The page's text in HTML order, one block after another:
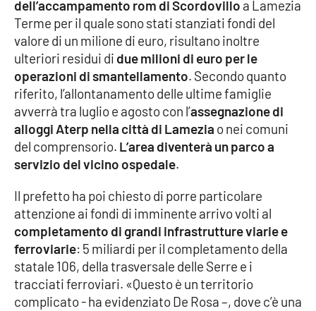
EDIZIONI
LOCALI
Catanzaro
Crotone
Vibo Valentia
Reggio Calabria
Cosenza
Lamezia Terme
dell’accampamento rom di Scordovillo a Lamezia
Terme per il quale sono stati stanziati fondi del
valore di un milione di euro, risultano inoltre
ulteriori residui di due milioni di euro per le
operazioni di smantellamento. Secondo quanto
riferito, l’allontanamento delle ultime famiglie
avverrà tra luglio e agosto con l’assegnazione di
alloggi Aterp nella città di Lamezia o nei comuni
del comprensorio. L’area diventerà un parco a
servizio del vicino ospedale.
Il prefetto ha poi chiesto di porre particolare
attenzione ai fondi di imminente arrivo volti al
completamento di grandi infrastrutture viarie e
ferroviarie: 5 miliardi per il completamento della
statale 106, della trasversale delle Serre e i
tracciati ferroviari. «Questo è un territorio
complicato - ha evidenziato De Rosa –, dove c’è una